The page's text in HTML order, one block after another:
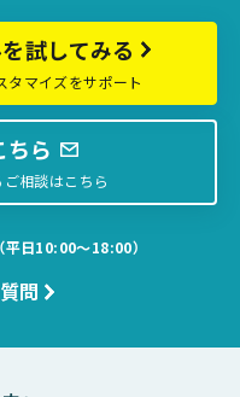
試してみる
タマイズをサポート
ら
相談はこちら
（平日10:00〜18:00）
問